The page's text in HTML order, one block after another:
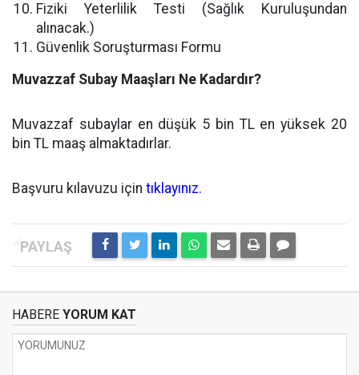
Fiziki Yeterlilik Testi (Sağlık Kuruluşundan
alınacak.)
Güvenlik Soruşturması Formu
Muvazzaf Subay Maaşları Ne Kadardır?
Muvazzaf subaylar en düşük 5 bin TL en yüksek 20
bin TL maaş almaktadırlar.
Başvuru kılavuzu için tıklayınız.
HABERE YORUM KAT